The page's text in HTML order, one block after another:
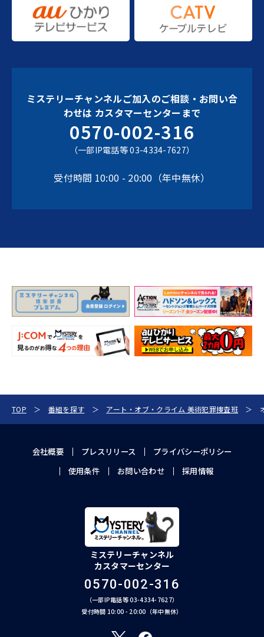
ミステリーチャンネルご加入のご相談・お問い合
わせは カスタマーセンターまで
0570-002-316
（一部IP電話等 03-4334-7627）
受付時間 10:00 - 20:00（年中無休）
TOP 番組を探す アート・オブ・クライム 美術犯罪捜査班
会社概要 プレスリリース
プライバシーポリシー
使用条件
お問い合わせ 採用情報
ミステリーチャンネル
カスタマーセンター
0570-002-316
（一部IP電話等 03-4334-7627）
受付時間 10:00 - 20:00（年中無休）